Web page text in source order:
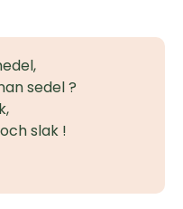
sedel ?
slak !